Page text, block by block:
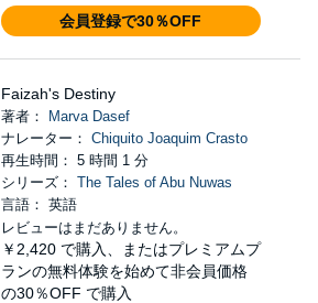
会員登録で30％OFF
Faizah's Destiny
著者：
Marva Dasef
ナレーター： Chiquito Joaquim Crasto
再生時間： 5 時間 1 分
シリーズ： The Tales of Abu Nuwas
言語： 英語
レビューはまだありません。
￥2,420 で購入、またはプレミアムプ
ランの無料体験を始めて非会員価格
の30％OFF で購入